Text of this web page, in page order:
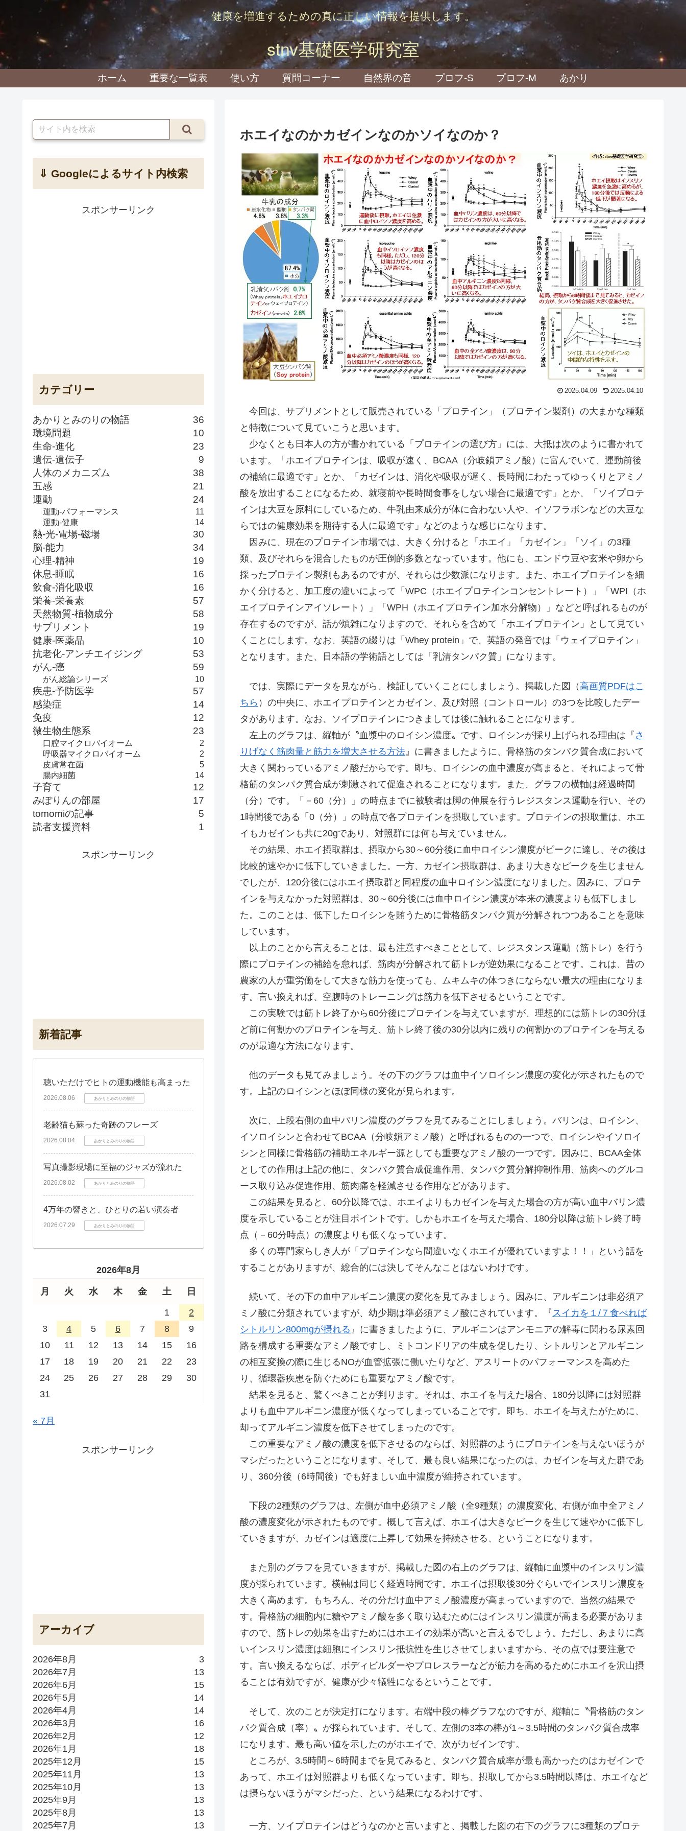
健康を増進するための真に正しい情報を提供します。
stnv基礎医学研究室
ホーム 重要な一覧表 使い方 質問コーナー 自然界の音 プロフ-S プロフ-M あかり
ホエイなのかカゼインなのかソイなのか？
2025.04.09 2025.04.10
今回は、サプリメントとして販売されている「プロテイン」（プロテイン製剤）の大まかな種類
と特徴について見ていこうと思います。
少なくとも日本人の方が書かれている「プロテインの選び方」には、大抵は次のように書かれて
います。「ホエイプロテインは、吸収が速く、BCAA（分岐鎖アミノ酸）に富んでいて、運動前後
の補給に最適です」とか、「カゼインは、消化や吸収が遅く、長時間にわたってゆっくりとアミノ
酸を放出することになるため、就寝前や長時間食事をしない場合に最適です」とか、「ソイプロテ
インは大豆を原料にしているため、牛乳由来成分が体に合わない人や、イソフラボンなどの大豆な
らではの健康効果を期待する人に最適です」などのような感じになります。
因みに、現在のプロテイン市場では、大きく分けると「ホエイ」「カゼイン」「ソイ」の3種
類、及びそれらを混合したものが圧倒的多数となっています。他にも、エンドウ豆や玄米や卵から
採ったプロテイン製剤もあるのですが、それらは少数派になります。また、ホエイプロテインを細
かく分けると、加工度の違いによって「WPC（ホエイプロテインコンセントレート）」「WPI（ホ
エイプロテインアイソレート）」「WPH（ホエイプロテイン加水分解物）」などと呼ばれるものが
存在するのですが、話が煩雑になりますので、それらを含めて「ホエイプロテイン」として見てい
くことにします。なお、英語の綴りは「Whey protein」で、英語の発音では「ウェイプロテイン」
となります。また、日本語の学術語としては「乳清タンパク質」になります。
では、実際にデータを見ながら、検証していくことにしましょう。掲載した図（ 高画質PDFはこ
ちら ）の中央に、ホエイプロテインとカゼイン、及び対照（コントロール）の3つを比較したデー
タがあります。なお、ソイプロテインにつきましては後に触れることになります。
左上のグラフは、縦軸が〝血漿中のロイシン濃度〟です。ロイシンが採り上げられる理由は『 さ
りげなく筋肉量と筋力を増大させる方法 』に書きましたように、骨格筋のタンパク質合成において
大きく関わっているアミノ酸だからです。即ち、ロイシンの血中濃度が高まると、それによって骨
格筋のタンパク質合成が刺激されて促進されることになります。また、グラフの横軸は経過時間
（分）です。「－60（分）」の時点までに被験者は脚の伸展を行うレジスタンス運動を行い、その
1時間後である「0（分）」の時点で各プロテインを摂取しています。プロテインの摂取量は、ホエ
イもカゼインも共に20gであり、対照群には何も与えていません。
その結果、ホエイ摂取群は、摂取から30～60分後に血中ロイシン濃度がピークに達し、その後は
比較的速やかに低下していきました。一方、カゼイン摂取群は、あまり大きなピークを生じません
でしたが、120分後にはホエイ摂取群と同程度の血中ロイシン濃度になりました。因みに、プロテ
インを与えなかった対照群は、30～60分後には血中ロイシン濃度が本来の濃度よりも低下しまし
た。このことは、低下したロイシンを賄うために骨格筋タンパク質が分解されつつあることを意味
しています。
以上のことから言えることは、最も注意すべきこととして、レジスタンス運動（筋トレ）を行う
際にプロテインの補給を怠れば、筋肉が分解されて筋トレが逆効果になることです。これは、昔の
農家の人が重労働をして大きな筋力を使っても、ムキムキの体つきにならない最大の理由になりま
す。言い換えれば、空腹時のトレーニングは筋力を低下させるということです。
この実験では筋トレ終了から60分後にプロテインを与えていますが、理想的には筋トレの30分ほ
ど前に何割かのプロテインを与え、筋トレ終了後の30分以内に残りの何割かのプロテインを与える
のが最適な方法になります。
他のデータも見てみましょう。その下のグラフは血中イソロイシン濃度の変化が示されたもので
す。上記のロイシンとほぼ同様の変化が見られます。
次に、上段右側の血中バリン濃度のグラフを見てみることにしましょう。バリンは、ロイシン、
イソロイシンと合わせてBCAA（分岐鎖アミノ酸）と呼ばれるものの一つで、ロイシンやイソロイ
シンと同様に骨格筋の補助エネルギー源としても重要なアミノ酸の一つです。因みに、BCAA全体
としての作用は上記の他に、タンパク質合成促進作用、タンパク質分解抑制作用、筋肉へのグルコ
ース取り込み促進作用、筋肉痛を軽減させる作用などがあります。
この結果を見ると、60分以降では、ホエイよりもカゼインを与えた場合の方が高い血中バリン濃
度を示していることが注目ポイントです。しかもホエイを与えた場合、180分以降は筋トレ終了時
点（－60分時点）の濃度よりも低くなっています。
多くの専門家らしき人が「プロテインなら間違いなくホエイが優れていますよ！！」という話を
することがありますが、総合的には決してそんなことはないわけです。
続いて、その下の血中アルギニン濃度の変化を見てみましょう。因みに、アルギニンは非必須ア
ミノ酸に分類されていますが、幼少期は準必須アミノ酸にされています。『スイカを１/７食べれば
シトルリン800mgが摂れる 』に書きましたように、アルギニンはアンモニアの解毒に関わる尿素回
路を構成する重要なアミノ酸ですし、ミトコンドリアの生成を促したり、シトルリンとアルギニン
の相互変換の際に生じるNOが血管拡張に働いたりなど、アスリートのパフォーマンスを高めた
り、循環器疾患を防ぐためにも重要なアミノ酸です。
結果を見ると、驚くべきことが判ります。それは、ホエイを与えた場合、180分以降には対照群
よりも血中アルギニン濃度が低くなってしまっていることです。即ち、ホエイを与えたがために、
却ってアルギニン濃度を低下させてしまったのです。
この重要なアミノ酸の濃度を低下させるのならば、対照群のようにプロテインを与えないほうが
マシだったということになります。そして、最も良い結果になったのは、カゼインを与えた群であ
り、360分後（6時間後）でも好ましい血中濃度が維持されています。
下段の2種類のグラフは、左側が血中必須アミノ酸（全9種類）の濃度変化、右側が血中全アミノ
酸の濃度変化が示されたものです。概して言えば、ホエイは大きなピークを生じて速やかに低下し
ていきますが、カゼインは適度に上昇して効果を持続させる、ということになります。
また別のグラフを見ていきますが、掲載した図の右上のグラフは、縦軸に血漿中のインスリン濃
度が採られています。横軸は同じく経過時間です。ホエイは摂取後30分ぐらいでインスリン濃度を
大きく高めます。もちろん、その分だけ血中アミノ酸濃度が高まっていますので、当然の結果で
す。骨格筋の細胞内に糖やアミノ酸を多く取り込むためにはインスリン濃度が高まる必要がありま
すので、筋トレの効果を出すためにはホエイの効果が高いと言えるでしょう。ただし、あまりに高
いインスリン濃度は細胞にインスリン抵抗性を生じさせてしまいますから、その点では要注意で
す。言い換えるならば、ボディビルダーやプロレスラーなどが筋力を高めるためにホエイを沢山摂
ることは有効ですが、健康が少々犠牲になるということです。
そして、次のことが決定打になります。右端中段の棒グラフなのですが、縦軸に〝骨格筋のタン
パク質合成（率）〟が採られています。そして、左側の3本の棒が1～3.5時間のタンパク質合成率
になります。最も高い値を示したのがホエイで、次がカゼインです。
ところが、3.5時間～6時間までを見てみると、タンパク質合成率が最も高かったのはカゼインで
あって、ホエイは対照群よりも低くなっています。即ち、摂取してから3.5時間以降は、ホエイなど
は摂らないほうがマシだった、という結果になるわけです。
一方、ソイプロテインはどうなのかと言いますと、掲載した図の右下のグラフに3種類のプロテ
⇓ Googleによるサイト内検索
スポンサーリンク
カテゴリー
あかりとみのりの物語
36
環境問題
10
生命-進化
23
遺伝-遺伝子
9
人体のメカニズム
38
五感
21
運動
24
運動-パフォーマンス
11
運動-健康
14
熱-光-電場-磁場
30
脳-能力
34
心理-精神
19
休息-睡眠
16
飲食-消化吸収
16
栄養-栄養素
57
天然物質-植物成分
58
サプリメント
19
健康-医薬品
10
抗老化-アンチエイジング
53
がん-癌
59
がん総論シリーズ 10
疾患-予防医学
57
感染症
14
免疫
12
微生物生態系
23
口腔マイクロバイオーム
2
呼吸器マイクロバイオーム
2
皮膚常在菌
5
腸内細菌
14
子育て
12
みぽりんの部屋
17
tomomiの記事
5
読者支援資料
1
スポンサーリンク
新着記事
聴いただけでヒトの運動機能も高まった
2026.08.06 あかりとみのりの物語
老齢猫も蘇った奇跡のフレーズ
2026.08.04 あかりとみのりの物語
写真撮影現場に至福のジャズが流れた
2026.08.02 あかりとみのりの物語
4万年の響きと、ひとりの若い演奏者
2026.07.29 あかりとみのりの物語
2026年8月
月 火 水 木 金 土 日
1
2
3
4 5 6 7 8
9
10
11 12 13 14 15
16
17
18 19 20 21 22
23
24
25 26 27 28 29
30
31
« 7月
スポンサーリンク
アーカイブ
2026年8月
3
2026年7月
13
2026年6月
15
2026年5月
14
2026年4月
14
2026年3月
16
2026年2月
12
2026年1月
18
2025年12月
15
2025年11月
13
2025年10月
13
2025年9月
13
2025年8月
13
2025年7月
13